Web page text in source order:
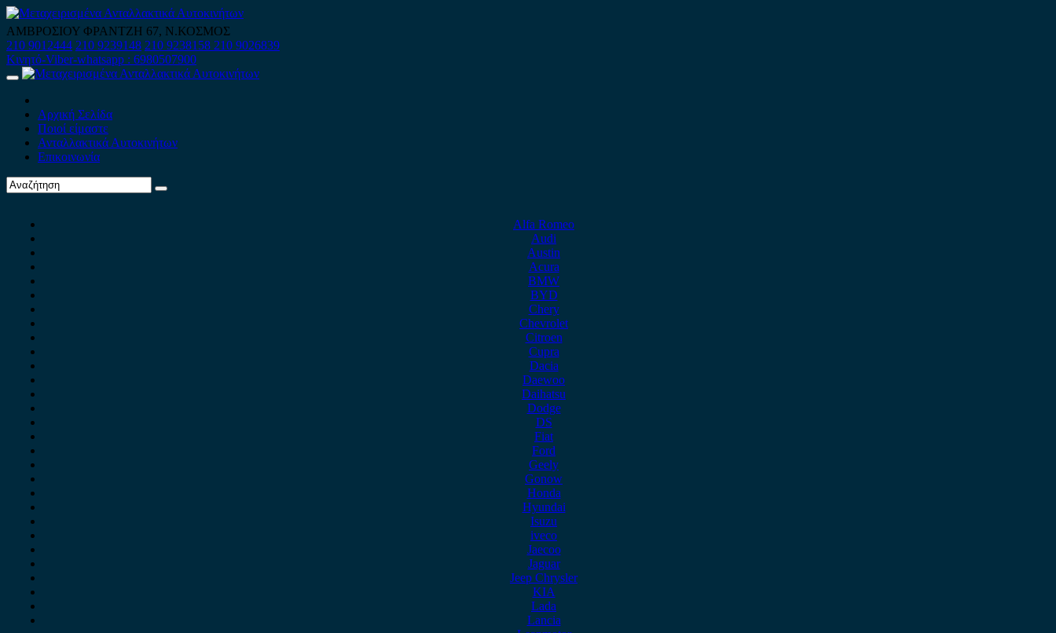
Skip
to
content
ΑΜΒΡΟΣΙΟΥ ΦΡΑΝΤΖΗ 67, Ν.ΚΟΣΜΟΣ
210 9012444 210 9239148 210 9238158 210 9026839
Κινητό-Viber-whatsapp : 6980507900
Primary
Αρχική Σελίδα
Ποιοί είμαστε
Ανταλλακτικά Αυτοκινήτων
Επικοινωνία
Alfa Romeo
Audi
Austin
Acura
BMW
BYD
Chery
Chevrolet
Citroen
Cupra
Dacia
Daewoo
Daihatsu
Dodge
DS
Fiat
Ford
Geely
Gonow
Honda
Hyundai
Isuzu
iveco
Jaecoo
Jaguar
Jeep Chrysler
KIA
Lada
Lancia